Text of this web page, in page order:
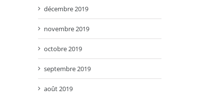
décembre 2019
novembre 2019
octobre 2019
septembre 2019
août 2019